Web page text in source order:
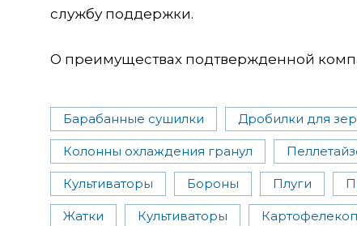
службу поддержки.
О преимуществах подтвержденной
Барабанные сушилки Дробилки для
Колонны охлаждения гранул
Культиваторы Бороны Плуги
Жатки Культиваторы